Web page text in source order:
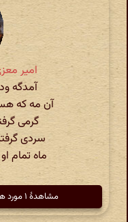
امیر
آمدگه
آن مه‌ که
گرمی‌
سردی‌
ماه تمام
مشاهدهٔ ۱ مورد هم آهنگ دیگر از امیر معزی